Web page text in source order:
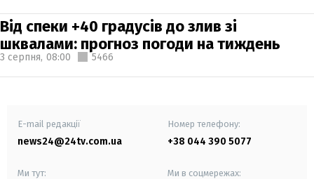
Від спеки +40 градусів до злив зі
шквалами: прогноз погоди на тиждень
3 серпня, 08:00 5466
E-mail редакції
news24@24tv.com.ua
Номер телефону:
+38 044 390 5077
Ми тут: Ми в соцмережах: